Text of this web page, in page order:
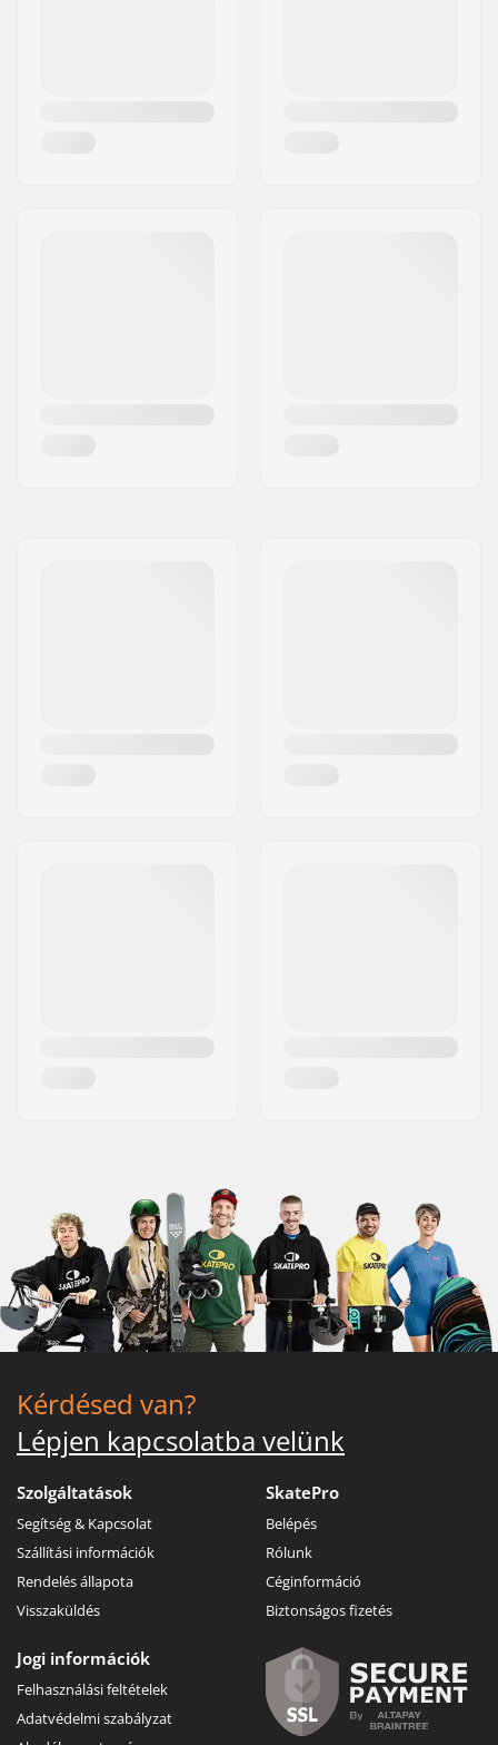
Kérdésed van?
Lépjen kapcsolatba velünk
Szolgáltatások
Segítség & Kapcsolat
Szállítási információk
Rendelés állapota
Visszaküldés
SkatePro
Belépés
Rólunk
Céginformáció
Biztonságos fizetés
Jogi információk
Felhasználási feltételek
Adatvédelmi szabályzat